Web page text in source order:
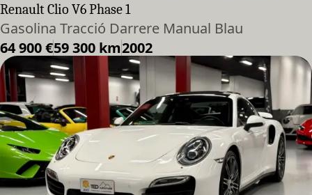
Renault Clio V6 Phase 1
Gasolina Tracció Darrere Manual Blau
64 900 €59 300 km2002